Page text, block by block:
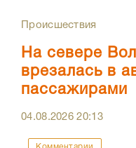
Происшествия
На севере
врезалась в
пассажирами
04.08.202620:13